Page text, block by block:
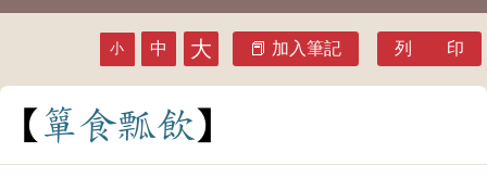
小 中 大 加入筆記 列 印
簞食瓢飲